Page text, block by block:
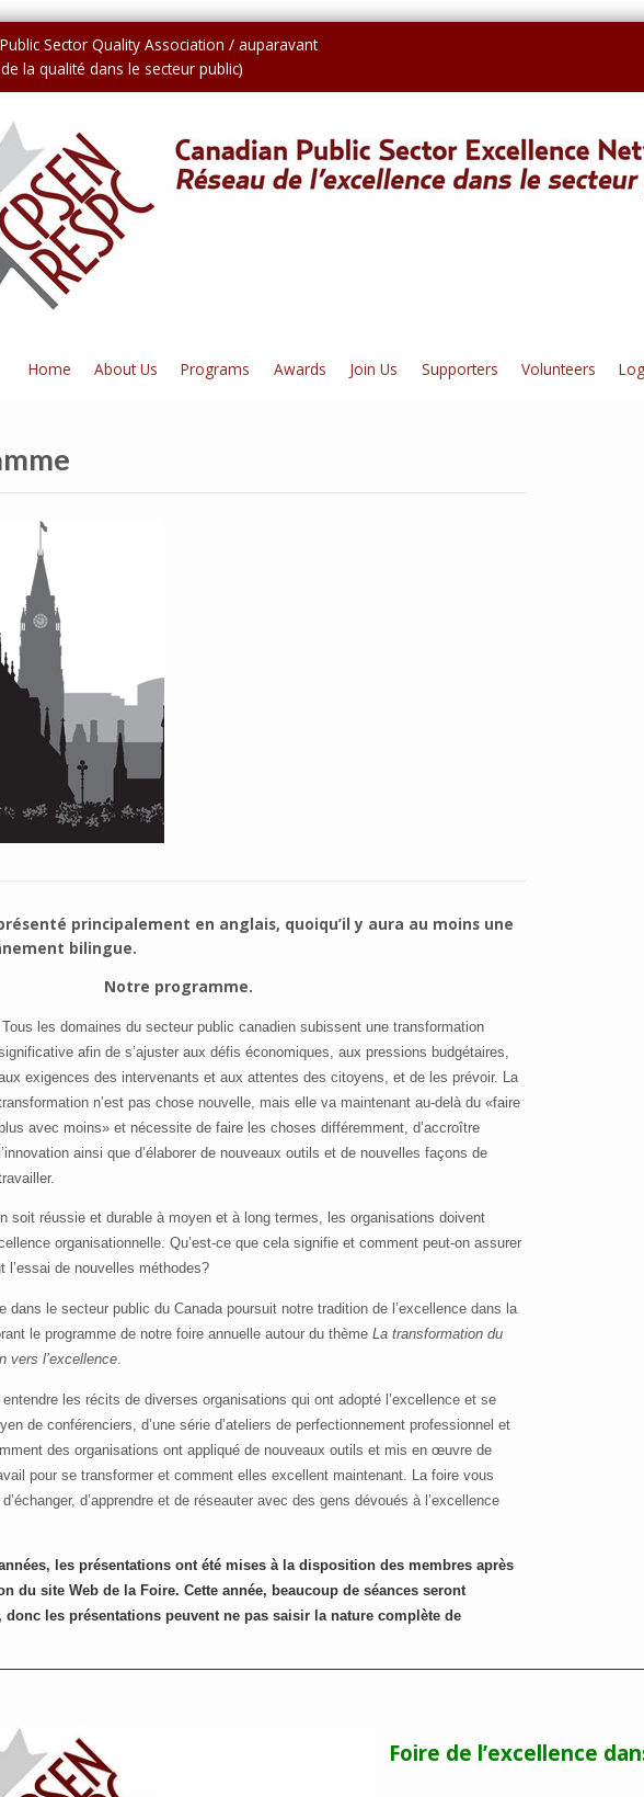
Sector Quality Association / auparavant
la qualité dans le secteur public)
Home About Us Programs Awards Join Us Supporters Volunteers
principalement en anglais, quoiqu’il y aura au moins une
bilingue.
Notre programme.
Tous les domaines du secteur public canadien subissent une transformation
afin de s’ajuster aux défis économiques, aux pressions budgétaires,
exigences des intervenants et aux attentes des citoyens, et de les prévoir. La
n’est pas chose nouvelle, mais elle va maintenant au-delà du «faire
plus avec moins» et nécessite de faire les choses différemment, d’accroître
l’innovation ainsi que d’élaborer de nouveaux outils et de nouvelles façons de
soit réussie et durable à moyen et à long termes, les organisations doivent
organisationnelle. Qu’est-ce que cela signifie et comment peut-on assurer
l’essai de nouvelles méthodes?
dans le secteur public du Canada poursuit notre tradition de l’excellence dans la
le programme de notre foire annuelle autour du thème La transformation du
vers l’excellence
les récits de diverses organisations qui ont adopté l’excellence et se
de conférenciers, d’une série d’ateliers de perfectionnement professionnel et
des organisations ont appliqué de nouveaux outils et mis en œuvre de
pour se transformer et comment elles excellent maintenant. La foire vous
d’apprendre et de réseauter avec des gens dévoués à l’excellence
les présentations ont été mises à la disposition des membres après
du site Web de la Foire. Cette année, beaucoup de séances seront
donc les présentations peuvent ne pas saisir la nature complète de
Foire de l’excellence